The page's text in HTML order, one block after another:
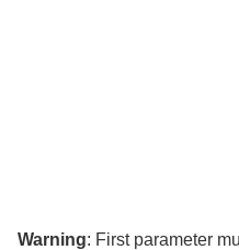
Warning: First parameter